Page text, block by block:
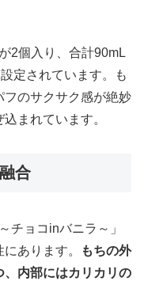
2個入り、合計90mL
定されています。も
のサクサク感が絶妙
まれています。
合
チョコinバニラ～」
あります。
もちの外
内部にはカリカリの